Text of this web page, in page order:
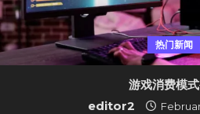
热门新闻
游戏消费模
editor2